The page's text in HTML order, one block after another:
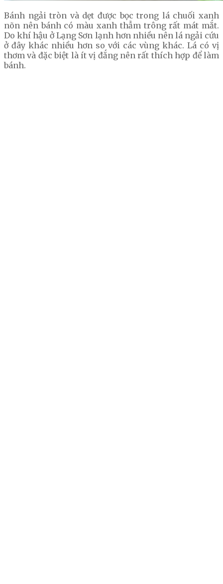
Bánh ngải tròn và dẹt được bọc trong lá chuối xanh
nõn nên bánh có màu xanh thẫm trông rất mát mắt.
Do khí hậu ở Lạng Sơn lạnh hơn nhiều nên lá ngải cứu
ở đây khác nhiều hơn so với các vùng khác. Lá có vị
thơm và đặc biệt là ít vị đắng nên rất thích hợp để làm
bánh.